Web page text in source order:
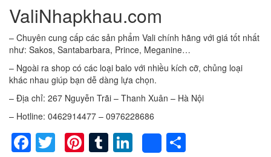
ValiNhapkhau.com
– Chuyên cung cấp các sản phẩm Vali chính hãng với giá tốt nhất
như: Sakos, Santabarbara, Prince, Meganine…
– Ngoài ra shop có các loại balo với nhiều kích cỡ, chủng loại
khác nhau giúp bạn dễ dàng lựa chọn.
– Địa chỉ: 267 Nguyễn Trãi – Thanh Xuân – Hà Nội
– Hotline: 0462914477 – 0976228686
Facebook
TwitterPinterest
TumblrLinkedIn
Share